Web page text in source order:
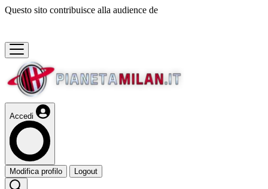
Questo sito contribuisce alla audience de
Accedi
Modifica profilo Logout